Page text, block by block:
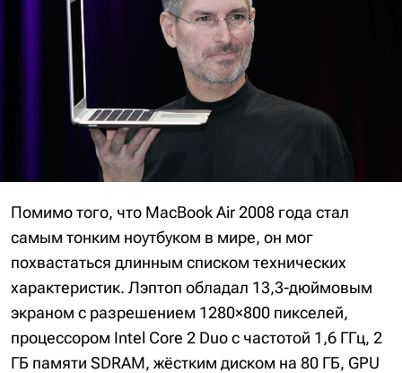
Помимо того, что MacBook Air 2008 года стал
самым тонким ноутбуком в мире, он мог
похвастаться длинным списком технических
характеристик. Лэптоп обладал 13,3-дюймовым
экраном с разрешением 1280×800 пикселей,
процессором Intel Core 2 Duo с частотой 1,6 ГГц, 2
ГБ памяти SDRAM, жёстким диском на 80 ГБ, GPU